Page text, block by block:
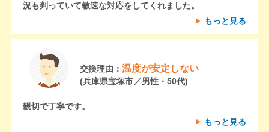
況も判っていて敏速な対応をしてくれました。
もっと見る
交換理由： 温度が安定しない
(兵庫県宝塚市／男性・50代)
親切で丁寧です。
もっと見る